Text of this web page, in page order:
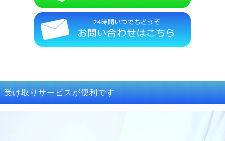
受け取りサービスが便利です